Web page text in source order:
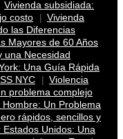
Vivienda subsidiada:
costo
Vivienda
las Diferencias
Mayores de 60 Años
una Necesidad
Una Guía Rápida
NYC
Violencia
problema complejo
Un Problema
rápidos, sencillos y
Unidos: Una